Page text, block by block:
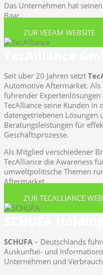
Das Unternehmen hat
Baar.
ZUR VEEAM WEBSITE
Seit über 20 Jahren setzt
Automotive Aftermarket.
führender
TecAlliance seine Kunden
datengetriebenen Lösungen
Beratungsleistungen für
Geschäftsprozesse.
Als Mitglied verschiedener
TecAlliance die Awareness
umweltpolitische Themen
Aftermarket.
ZUR TECALLIANCE
SCHUFA – Deutschlands
Auskunftei- und
Unternehmen und